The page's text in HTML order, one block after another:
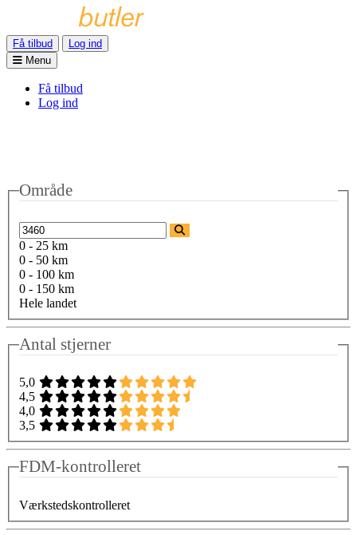
Få tilbud
Log ind
Menu
Få tilbud
Log ind
Område
0 - 25 km
0 - 50 km
0 - 100 km
0 - 150 km
Hele landet
Antal stjerner
5,0
4,5
4,0
3,5
FDM-kontrolleret
Værkstedskontrolleret